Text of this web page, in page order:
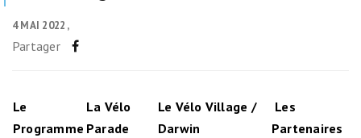
4 MAI 2022
Partager
Le
Programme
La Vélo
Parade
Le Vélo Village /
Darwin
Les
Partenaires